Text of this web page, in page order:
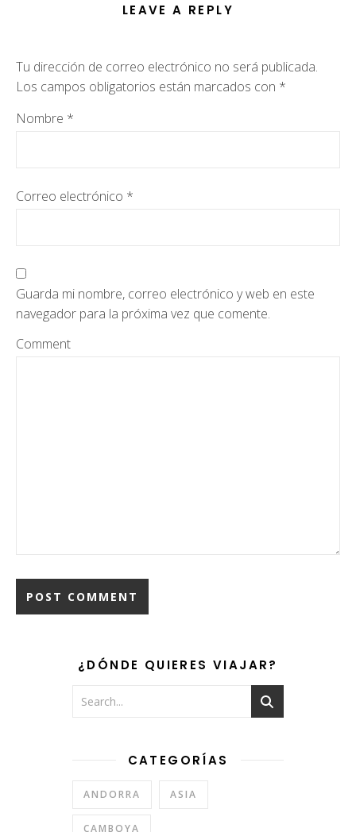
LEAVE A REPLY
Tu dirección de correo electrónico no será publicada.
Los campos obligatorios están marcados con *
Nombre *
Correo electrónico *
Guarda mi nombre, correo electrónico y web en este
navegador para la próxima vez que comente.
Comment
¿DÓNDE QUIERES VIAJAR?
CATEGORÍAS
ANDORRA ASIA
CAMBOYA